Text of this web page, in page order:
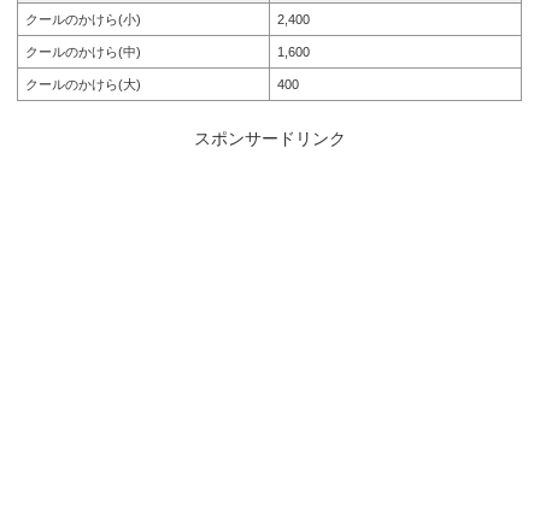
クールのかけら(小) 2,400
クールのかけら(中) 1,600
クールのかけら(大) 400
スポンサードリンク